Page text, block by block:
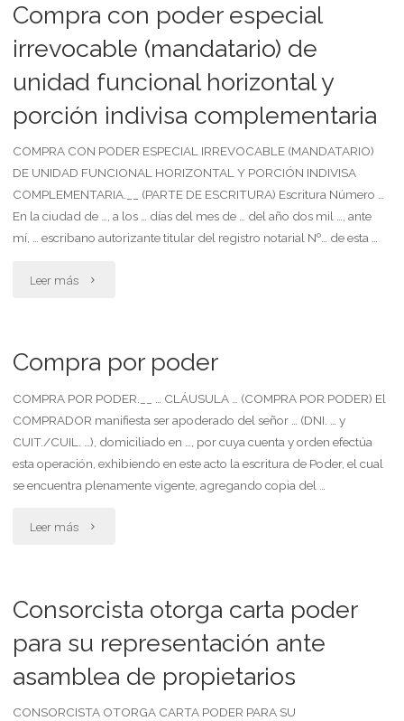
letrado
apoderado
para
que
poder,
Compra con poder especial
irrevocable (mandatario) de
unidad funcional horizontal y
porción indivisa complementaria
COMPRA CON PODER ESPECIAL IRREVOCABLE (MANDATARIO)
DE UNIDAD FUNCIONAL HORIZONTAL Y PORCIÓN INDIVISA
COMPLEMENTARIA.__ (PARTE DE ESCRITURA) Escritura Número …
En la ciudad de …, a los … días del mes de … del año dos mil …, ante
mí, … escribano autorizante titular del registro notarial Nº… de esta …
Leer más "Compra
irrevocable
(mandatario)
de
unidad
horizontal
y
porción
indivisa
Compra por poder
COMPRA POR PODER.__ … CLÁUSULA … (COMPRA POR PODER) El
COMPRADOR manifiesta ser apoderado del señor … (DNI. … y
CUIT./CUIL. …), domiciliado en …, por cuya cuenta y orden efectúa
esta operación, exhibiendo en este acto la escritura de Poder, el cual
se encuentra plenamente vigente, agregando copia del …
Leer más "Compra
poder"
Consorcista otorga carta poder
para su representación ante
asamblea de propietarios
CONSORCISTA OTORGA CARTA PODER PARA SU